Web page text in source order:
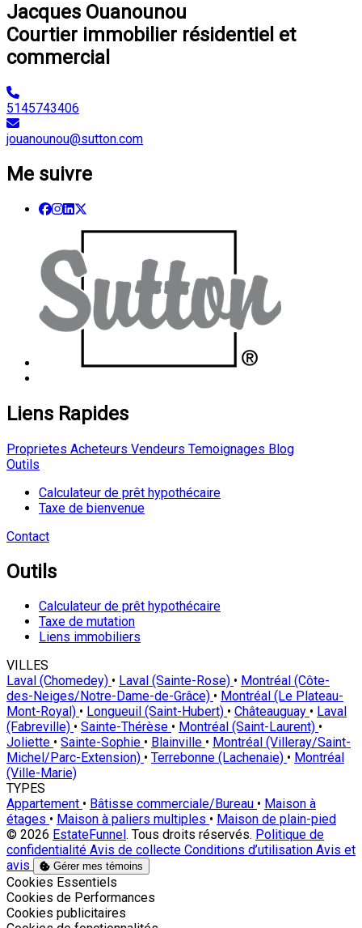
Jacques Ouanounou
Courtier immobilier résidentiel et
commercial
5145743406
jouanounou@sutton.com
Me suivre
Liens Rapides
Proprietes Acheteurs Vendeurs Temoignages Blog
Outils
Calculateur de prêt hypothécaire
Taxe de bienvenue
Contact
Outils
Calculateur de prêt hypothécaire
Taxe de mutation
Liens immobiliers
VILLES
Laval (Chomedey) • Laval (Sainte-Rose) • Montréal (Côte-
des-Neiges/Notre-Dame-de-Grâce) • Montréal (Le Plateau-
Mont-Royal) • Longueuil (Saint-Hubert) • Châteauguay • Laval
(Fabreville) • Sainte-Thérèse • Montréal (Saint-Laurent) •
Joliette • Sainte-Sophie • Blainville • Montréal (Villeray/Saint-
Michel/Parc-Extension) • Terrebonne (Lachenaie) • Montréal
(Ville-Marie)
TYPES
Appartement • Bâtisse commerciale/Bureau • Maison à
étages • Maison à paliers multiples • Maison de plain-pied
© 2026 EstateFunnel . Tous droits réservés. Politique de
confidentialité Avis de collecte Conditions d’utilisation Avis et
avis
Gérer mes témoins
Activer
Cookies Essentiels
Activer
Cookies de Performances
Activer
Cookies publicitaires